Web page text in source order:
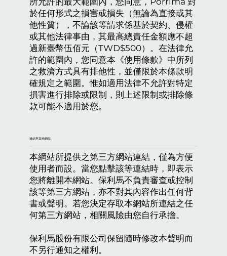
於任何形式之損害或損失（無論為直接或其
他性質），不論該等請求係基於契約、侵權
或其他法律事由，其最高總責任金額應不超
過新臺幣伍佰元（TWD$500）。在法律允
許的範圍內，您同意本《使用條款》中所列
之救濟方式具有排他性，並僅限於本條款明
確規定之範圍。惟如適用法律不允許對特定
損害進行排除或限制，則上述限制或排除條
款可能不適用於您。
連結至其他網站
本網站所提供之第三方網站連結，僅為方便
使用者而設。當您點擊該等連結時，即表示
您將離開本網站。保利馬不負責審查或控制
該等第三方網站，亦不對其內容作出任何背
書或聲明。若您決定存取本網站所連結之任
何第三方網站，相關風險由您自行承擔。
保利馬股份有限公司保留隨時修改本聲明而
不另行通知之權利。